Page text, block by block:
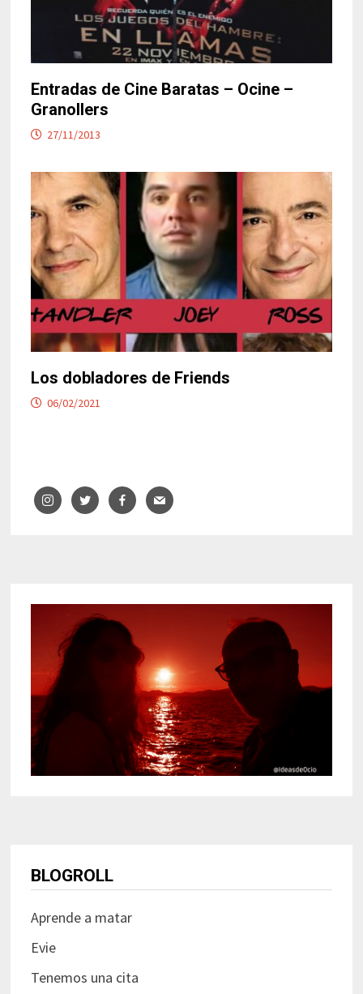
Entradas de Cine Baratas – Ocine –
Granollers
27/11/2013
Los dobladores de Friends
06/02/2021
BLOGROLL
Aprende a matar
Evie
Tenemos una cita